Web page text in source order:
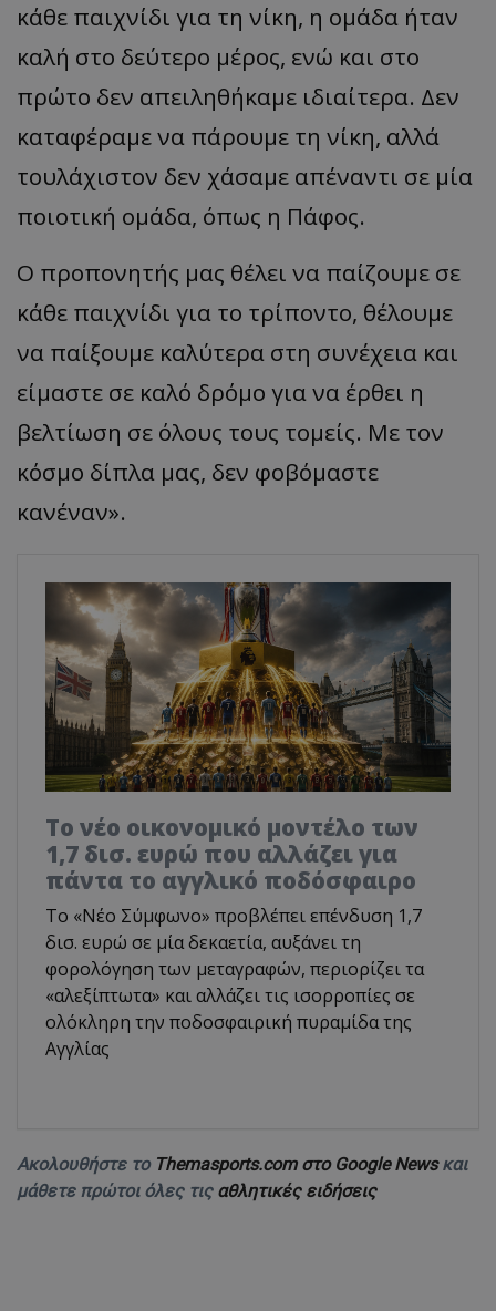
κάθε παιχνίδι για τη νίκη, η ομάδα ήταν
καλή στο δεύτερο μέρος, ενώ και στο
πρώτο δεν απειληθήκαμε ιδιαίτερα. Δεν
καταφέραμε να πάρουμε τη νίκη, αλλά
τουλάχιστον δεν χάσαμε απέναντι σε μία
ποιοτική ομάδα, όπως η Πάφος.
Ο προπονητής μας θέλει να παίζουμε σε
κάθε παιχνίδι για το τρίποντο, θέλουμε
να παίξουμε καλύτερα στη συνέχεια και
είμαστε σε καλό δρόμο για να έρθει η
βελτίωση σε όλους τους τομείς. Με τον
κόσμο δίπλα μας, δεν φοβόμαστε
κανέναν».
Το νέο οικονομικό μοντέλο των
1,7 δισ. ευρώ που αλλάζει για
πάντα το αγγλικό ποδόσφαιρο
Το «Νέο Σύμφωνο» προβλέπει επένδυση 1,7
δισ. ευρώ σε μία δεκαετία, αυξάνει τη
φορολόγηση των μεταγραφών, περιορίζει τα
«αλεξίπτωτα» και αλλάζει τις ισορροπίες σε
ολόκληρη την ποδοσφαιρική πυραμίδα της
Αγγλίας
Ακολουθήστε το Themasports.com στο Google Newsκαι
μάθετε πρώτοι όλες τις αθλητικές ειδήσεις